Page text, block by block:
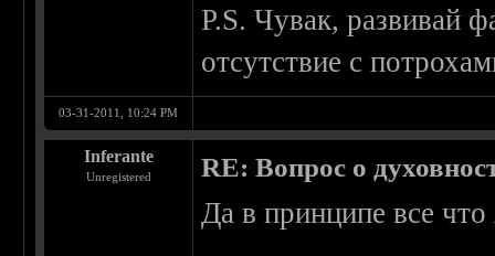
P.S. Чувак, развивай
отсутствие с
03-31-2011, 10:24 PM
Inferante
Unregistered RE: Вопрос о
Да в принципе все